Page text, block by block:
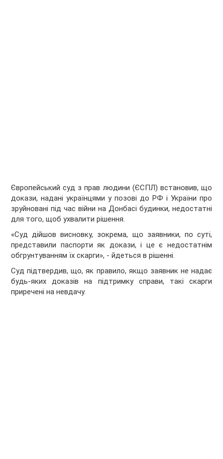
Європейський суд з прав людини (ЄСПЛ) встановив, що
докази, надані українцями у позові до РФ і України про
зруйновані під час війни на Донбасі будинки, недостатні
для того, щоб ухвалити рішення.
«Суд дійшов висновку, зокрема, що заявники, по суті,
представили паспорти як докази, і це є недостатнім
обгрунтуванням їх скарги», - йдеться в рішенні.
Суд підтвердив, що, як правило, якщо заявник не надає
будь-яких доказів на підтримку справи, такі скарги
приречені на невдачу.